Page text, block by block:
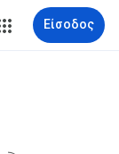
Είσοδος